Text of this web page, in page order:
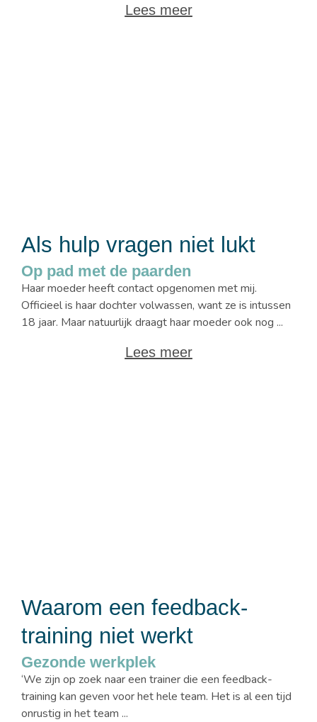
Lees meer
Op pad met de paarden
Als hulp vragen niet lukt
Haar moeder heeft contact opgenomen met mij.
Officieel is haar dochter volwassen, want ze is intussen
18 jaar. Maar natuurlijk draagt haar moeder ook nog ...
Lees meer
Gezonde werkplek
Waarom een feedback-
training niet werkt
‘We zijn op zoek naar een trainer die een feedback-
training kan geven voor het hele team. Het is al een tijd
onrustig in het team ...